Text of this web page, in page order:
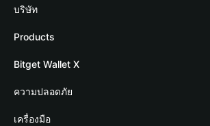
บริษัท
เกี่ยวกับ Bitget Wallet
Blog
Academy
ข่าวสารด้านคริปโต
Products
Crypto Card
Stablecoin Earn
Payfi Crypto
Bitget Wallet X
นักพัฒนา
เชื่อมต่อ Wallet
ความปลอดภัย
Protection Fund
เครื่องมือ